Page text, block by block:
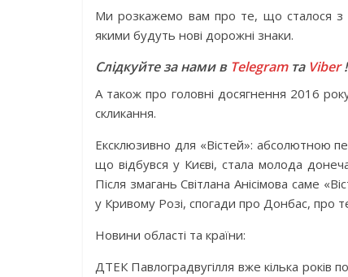
Ми розкажемо вам про те, що сталося з
якими будуть нові дорожні знаки.
Слідкуйте за нами в Telegramта Viber!
А також про головні досягнення 2016
скликання.
Ексклюзивно для «Вістей»: абсолютною
що відбувся у Києві, стала молода
Після змагань Світлана Анісімова саме
у Кривому Розі, спогади про Донбас, про
Новини області та країни:
ДТЕК Павлоградвугілля вже кілька років